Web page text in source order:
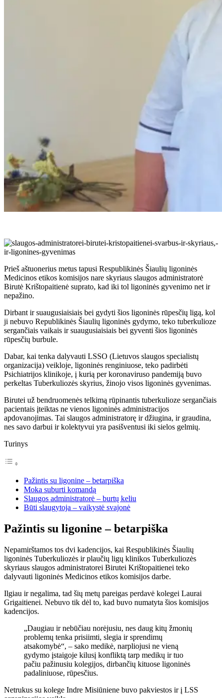
Prieš aštuonerius metus tapusi Respublikinės Šiaulių ligoninės
Medicinos etikos komisijos nare skyriaus slaugos administratorė
Birutė Krištopaitienė suprato, kad iki tol ligoninės gyvenimo net ir
nepažino.
Dirbant ir suaugusiaisiais bei gydyti šios ligoninės rūpesčių ligą, kol
ji nebuvo Republikinės Šiaulių ligoninės gydymo, teko tuberkulioze
sergančiais vaikais ir suaugusiaisiais bei gyventi šios ligoninės
rūpesčių burbule.
Dabar, kai tenka dalyvauti LSSO (Lietuvos slaugos specialistų
organizacija) veikloje, ligoninės renginiuose, teko padirbėti
Psichiatrijos klinikoje, į kurią per koronaviruso pandemiją buvo
perkeltas Tuberkuliozės skyrius, žinojo visos ligoninės gyvenimas.
Birutei už bendruomenės telkimą rūpinantis tuberkulioze sergančiais
pacientais įteiktas ne vienos ligoninės administracijos
apdovanojimas. Tai slaugos administratorę ir džiugina, ir graudina,
nes savo darbui ir kolektyvui yra pasišventusi iki sielos gelmių.
Turinys
Pažintis su ligonine – betarpiška
Moka suburti komandą
Slaugos administratorė – burtų keliu
Būti slaugytoja – vaikystė svajonė
Pažintis su ligonine – betarpiška
Nepamirštamos tos dvi kadencijos, kai Respublikinės Šiaulių
ligoninės Tuberkuliozės ir plaučių ligų klinikos Tuberkuliozės
skyriaus slaugos administratorei Birutei Krištopaitienei teko
dalyvauti ligoninės Medicinos etikos komisijos darbe.
Ilgiau ir negalima, tad šių metų pareigas perdavė kolegei Laurai
Grigaitienei. Nebuvo tik dėl to, kad buvo numatyta šios komisijos
kadencijos.
„Daugiau ir nebūčiau norėjusiu, nes daug kitų žmonių
problemų tenka prisiimti, slegia ir sprendimų
atsakomybė“, – sako medikė, narpliojusi ne vieną
gydymo įstaigoje kilusį konfliktą tarp medikų ir tuo
pačiu pažinusiu kolegijos, dirbančių kituose ligoninės
padaliniuose, rūpesčius.
Netrukus su kolege Indre Misiūniene buvo pakviestos ir į LSS